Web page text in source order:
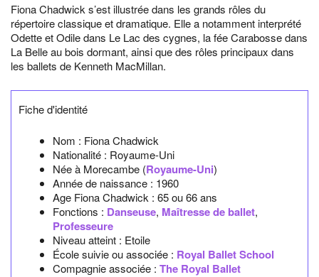
Fiona Chadwick s’est illustrée dans les grands rôles du
répertoire classique et dramatique. Elle a notamment interprété
Odette et Odile dans Le Lac des cygnes, la fée Carabosse dans
La Belle au bois dormant, ainsi que des rôles principaux dans
les ballets de Kenneth MacMillan.
Fiche d'identité
Nom : Fiona Chadwick
Nationalité : Royaume-Uni
Née à Morecambe (Royaume-Uni)
Année de naissance : 1960
Age Fiona Chadwick : 65 ou 66 ans
Fonctions : Danseuse, Maîtresse de ballet,
Professeure
Niveau atteint : Etoile
École suivie ou associée : Royal Ballet School
Compagnie associée : The Royal Ballet